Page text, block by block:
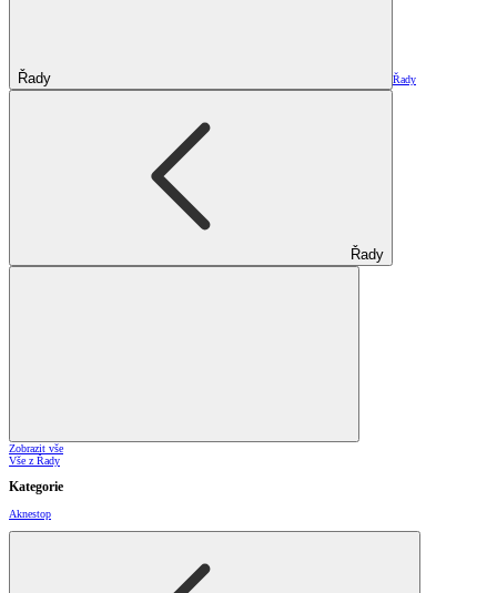
Řady Řady
Řady
Zobrazit vše
Vše z Řady
Kategorie
Aknestop